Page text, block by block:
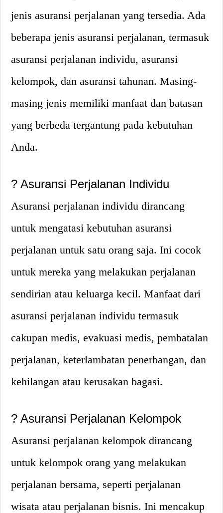
jenis asuransi perjalanan yang tersedia. Ada
beberapa jenis asuransi perjalanan, termasuk
asuransi perjalanan individu, asuransi
kelompok, dan asuransi tahunan. Masing-
masing jenis memiliki manfaat dan batasan
yang berbeda tergantung pada kebutuhan
Anda.
? Asuransi Perjalanan Individu
Asuransi perjalanan individu dirancang
untuk mengatasi kebutuhan asuransi
perjalanan untuk satu orang saja. Ini cocok
untuk mereka yang melakukan perjalanan
sendirian atau keluarga kecil. Manfaat dari
asuransi perjalanan individu termasuk
cakupan medis, evakuasi medis, pembatalan
perjalanan, keterlambatan penerbangan, dan
kehilangan atau kerusakan bagasi.
? Asuransi Perjalanan Kelompok
Asuransi perjalanan kelompok dirancang
untuk kelompok orang yang melakukan
perjalanan bersama, seperti perjalanan
wisata atau perjalanan bisnis. Ini mencakup